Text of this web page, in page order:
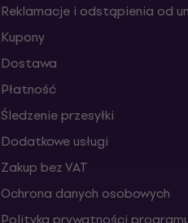
Reklamacje i odstąpienia od
Kupony
Dostawa
Płatność
Śledzenie przesyłki
Dodatkowe usługi
Zakup bez VAT
Ochrona danych osobowych